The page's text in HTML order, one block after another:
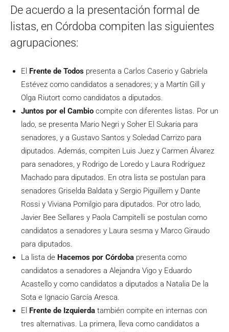
De acuerdo a la presentación formal de
listas, en Córdoba compiten las siguientes
agrupaciones:
El Frente de Todos presenta a Carlos Caserio y Gabriela
Estévez como candidatos a senadores; y a Martín Gill y
Olga Riutort como candidatos a diputados.
Juntos por el Cambio compite con diferentes listas. Por un
lado, se presenta Mario Negri y Soher El Sukaria para
senadores, y a Gustavo Santos y Soledad Carrizo para
diputados. Además, compiten Luis Juez y Carmen Álvarez
para senadores, y Rodrigo de Loredo y Laura Rodríguez
Machado para diputados. En otra lista se postulan para
senadores Griselda Baldata y Sergio Piguillem y Dante
Rossi y Viviana Pomilgio para diputados. Por otro lado,
Javier Bee Sellares y Paola Campitelli se postulan como
candidatos a senadores y Laura sesma y Marco Giraudo
para diputados.
La lista de Hacemos por Córdoba presenta como
candidatos a senadores a Alejandra Vigo y Eduardo
Acastello y como candidatos a diputados a Natalia De la
Sota e Ignacio García Aresca.
El Frente de Izquierda también compite en internas con
tres alternativas. La primera, lleva como candidatos a